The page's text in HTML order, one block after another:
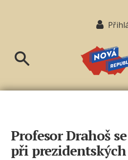
Profesor Drahoš
při